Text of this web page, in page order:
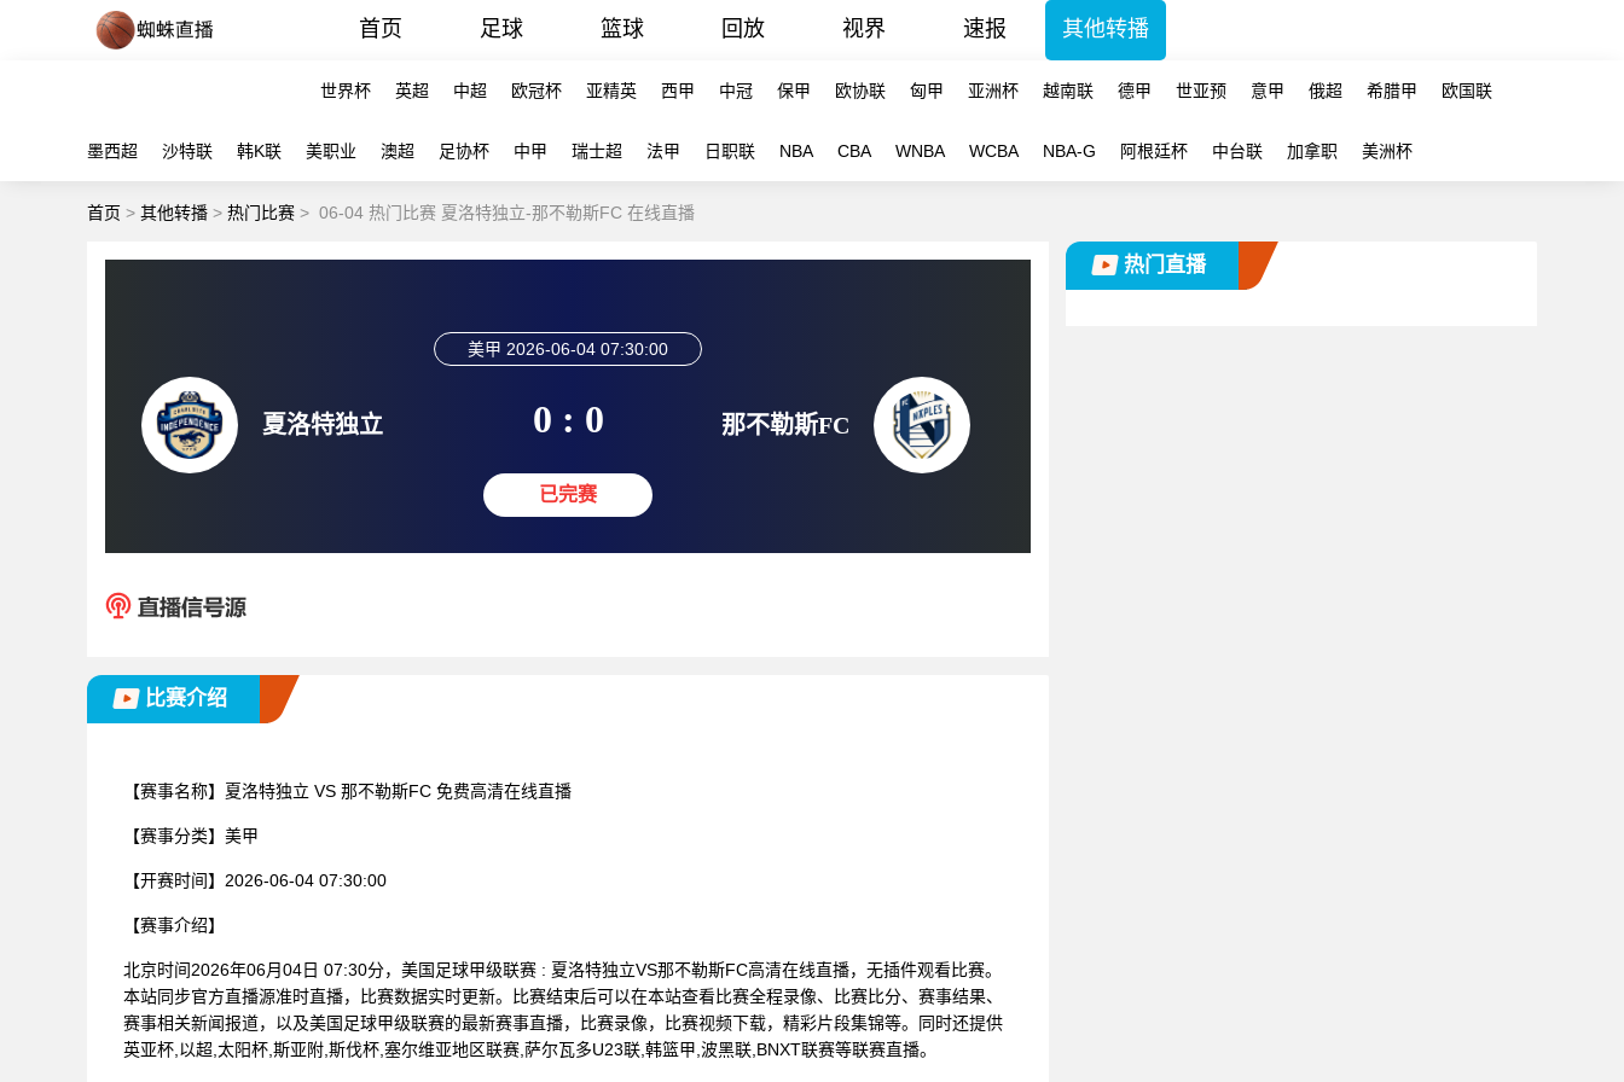
首页 足球 篮球 回放 视界 速报 其他转播
世界杯 英超 中超 欧冠杯 亚精英 西甲 中冠 保甲 欧协联 匈甲 亚洲杯 越南联 德甲 世亚预 意甲 俄超 希腊甲 欧国联
墨西超 沙特联 韩K联 美职业 澳超 足协杯 中甲 瑞士超 法甲 日职联 NBA CBA WNBA WCBA NBA-G 阿根廷杯 中台联 加拿职 美洲杯
首页 > 其他转播 > 热门比赛 > 06-04 热门比赛 夏洛特独立-那不勒斯FC 在线直播
夏洛特独立
美甲 2026-06-04 07:30:00
0 : 0
已完赛
那不勒斯FC
比赛介绍
【赛事名称】 夏洛特独立 VS 那不勒斯FC 免费高清在线直播
【赛事分类】 美甲
【开赛时间】 2026-06-04 07:30:00
【赛事介绍】
北京时间2026年06月04日 07:30分，美国足球甲级联赛 : 夏洛特独立VS那不勒斯FC高清在线直播，无插件观看比赛。
本站同步官方直播源准时直播，比赛数据实时更新。比赛结束后可以在本站查看比赛全程录像、比赛比分、赛事结果、
赛事相关新闻报道，以及美国足球甲级联赛的最新赛事直播，比赛录像，比赛视频下载，精彩片段集锦等。同时还提供
英亚杯,以超,太阳杯,斯亚附,斯伐杯,塞尔维亚地区联赛,萨尔瓦多U23联,韩篮甲,波黑联,BNXT联赛等联赛直播。
热门直播